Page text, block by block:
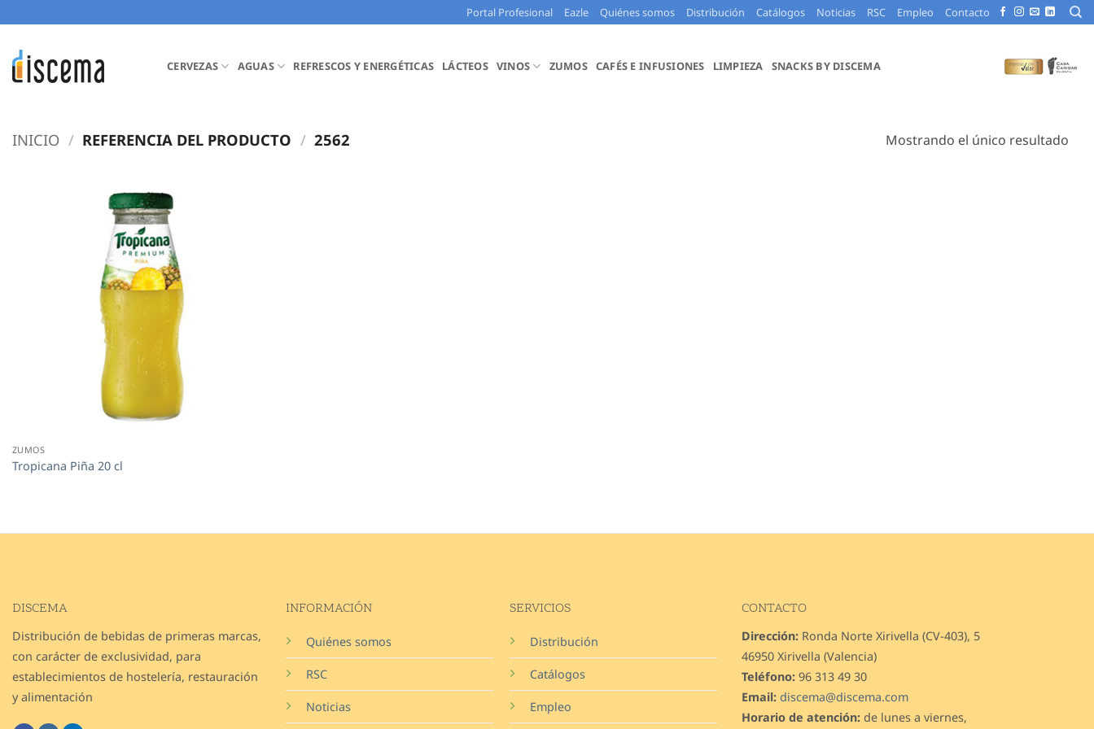
al
contenido
Portal Profesional Eazle Quiénes somos Distribución Catálogos Noticias RSC Empleo Contacto
CERVEZAS AGUAS REFRESCOS Y ENERGÉTICAS LÁCTEOS VINOS ZUMOS CAFÉS E INFUSIONES LIMPIEZA SNACKS BY DISCEMA
INICIO / REFERENCIA DEL PRODUCTO / 2562 Mostrando el único resultado
ZUMOS
Tropicana Piña 20 cl
DISCEMA
Distribución de bebidas de primeras marcas,
con carácter de exclusividad, para
establecimientos de hostelería, restauración
y alimentación
INFORMACIÓN
Quiénes somos
RSC
Noticias
SERVICIOS
Distribución
Catálogos
Empleo
CONTACTO
Dirección: Ronda Norte Xirivella (CV-403), 5
46950 Xirivella (Valencia)
Teléfono: 96 313 49 30
Email: discema@discema.com
Horario de atención: de lunes a viernes,